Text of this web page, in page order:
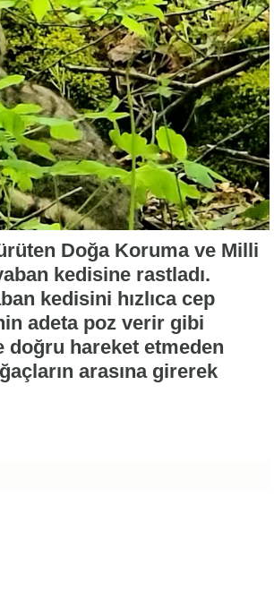
Doğa Koruma ve Milli
kedisine rastladı.
kedisini hızlıca cep
adeta poz verir gibi
doğru hareket etmeden
arasına girerek